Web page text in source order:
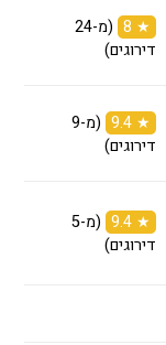
★ 8
(מ-24
דירוגים)
★ 9.4
(מ-9
דירוגים)
★ 9.4
(מ-5
דירוגים)